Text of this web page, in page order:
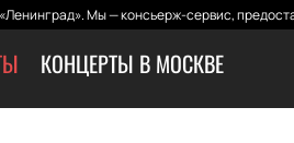
Мы — консьерж-сервис,
КОНЦЕРТЫ В МОСКВЕ